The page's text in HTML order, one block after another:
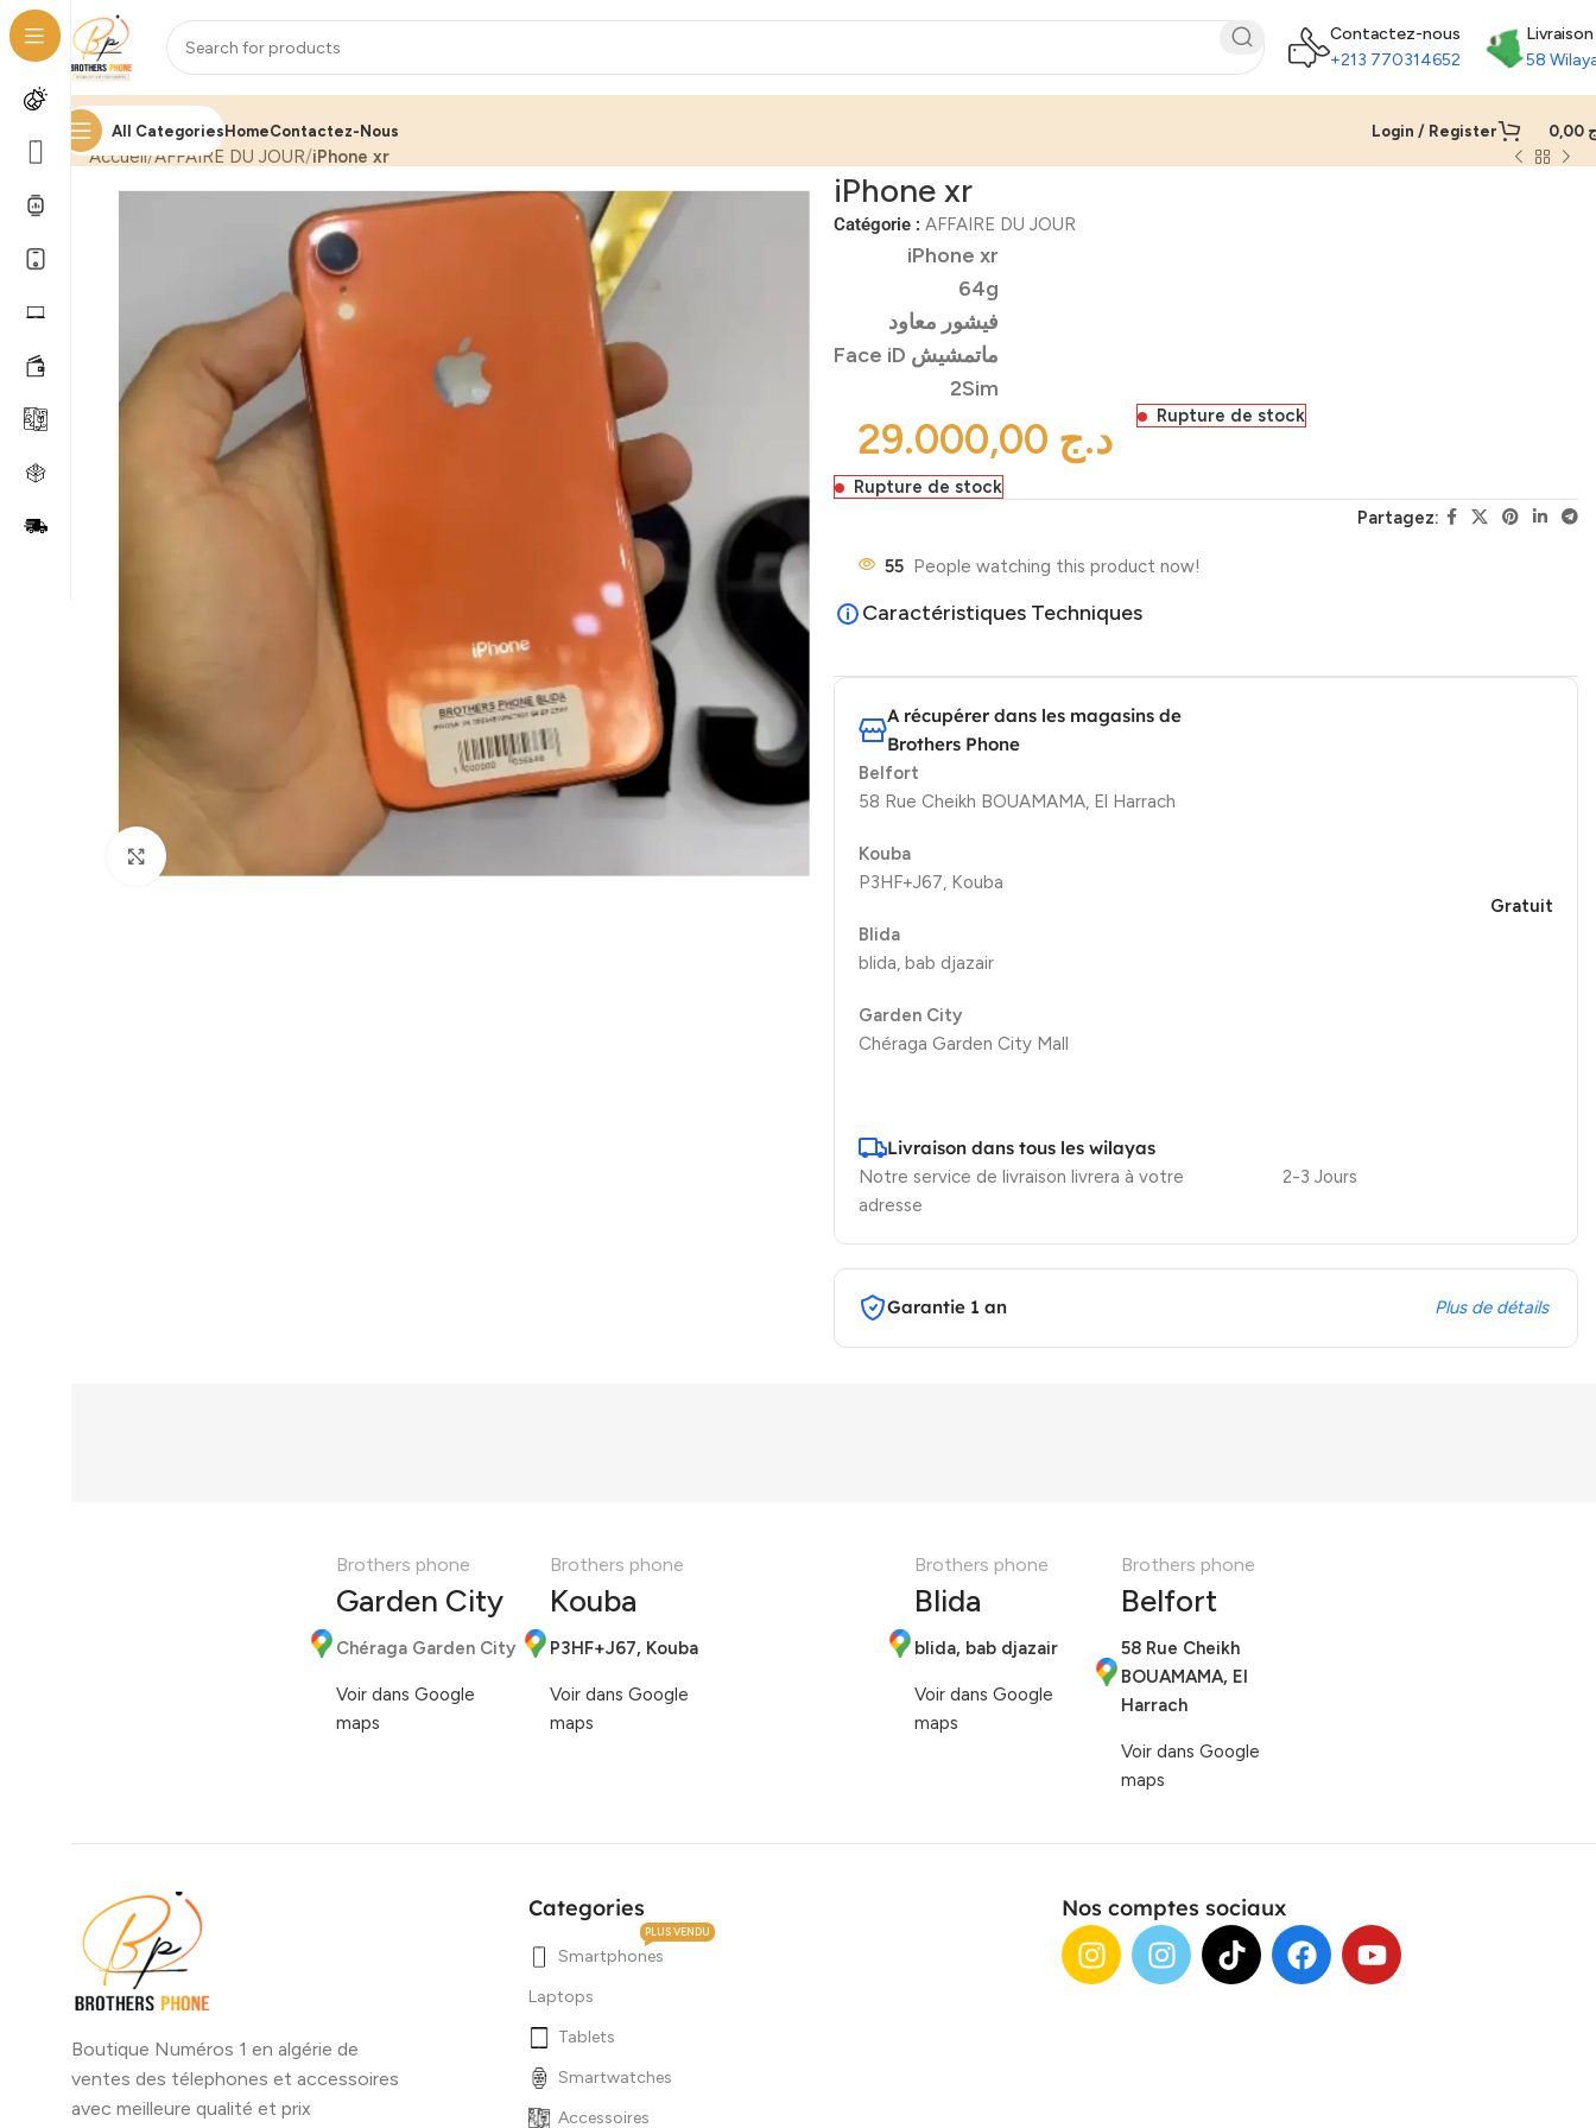
Contactez-nous
+213 770314652
Livraison
58
All CategoriesHomeContactez-Nous Login / Register
Accueil AFFAIRE DU JOUR iPhone xr
iPhone xr
Catégorie : AFFAIRE DU JOUR
iPhone xr
64g
فيشور معاود
Face iD ماتمشيش
2Sim
د.ج Rupture de stock
Rupture de stock
Partagez:
55 People watching this product now!
Caractéristiques Techniques
A récupérer dans les magasins de
Brothers Phone
Belfort
58 Rue Cheikh BOUAMAMA, El Harrach
Kouba
P3HF+J67, Kouba
Blida
blida, bab djazair
Garden City
Chéraga Garden City Mall
Gratuit
Livraison dans tous les wilayas
Notre service de livraison livrera à votre
adresse
2-3 Jours
Garantie 1 an Plus de détails
Brothers phone
Garden City
Chéraga Garden City
Voir dans Google
maps
Brothers phone
Kouba
P3HF+J67, Kouba
Voir dans Google
maps
Brothers phone
Blida
blida, bab djazair
Voir dans Google
maps
Brothers phone
Belfort
58 Rue Cheikh
BOUAMAMA, El
Harrach
Voir dans Google
maps
Boutique Numéros 1 en algérie de
ventes des télephones et accessoires
avec meilleure qualité et prix
Categories
Smartphones
PLUS VENDU
Laptops
Tablets
Smartwatches
Accessoires
Nos comptes sociaux